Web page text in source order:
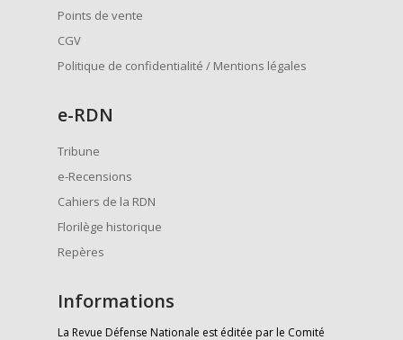
Points de vente
CGV
Politique de confidentialité / Mentions légales
e-RDN
Tribune
e-Recensions
Cahiers de la RDN
Florilège historique
Repères
Informations
La Revue Défense Nationale est éditée par le Comité